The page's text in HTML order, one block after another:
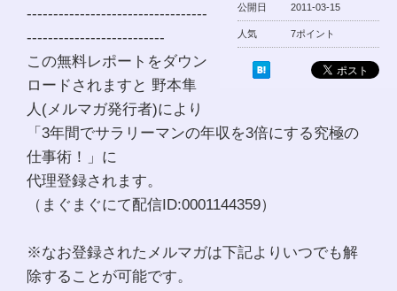
公開日 2011-03-15
人気 7ポイント
----------------------------------
--------------------------
この無料レポートをダウン
ロードされますと 野本隼
人(メルマガ発行者)により
「3年間でサラリーマンの年収を3倍にする究極の
仕事術！」に
代理登録されます。
（まぐまぐにて配信ID:0001144359）
※なお登録されたメルマガは下記よりいつでも解
除することが可能です。